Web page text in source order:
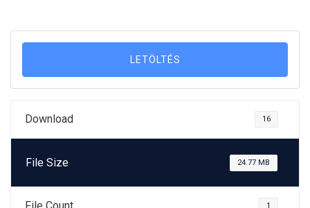
LETÖLTÉS
Download 16
File Size 24.77 MB
1